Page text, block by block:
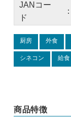
JANコー
ド
：
厨房 外食
シネコン 給食
商品特徴